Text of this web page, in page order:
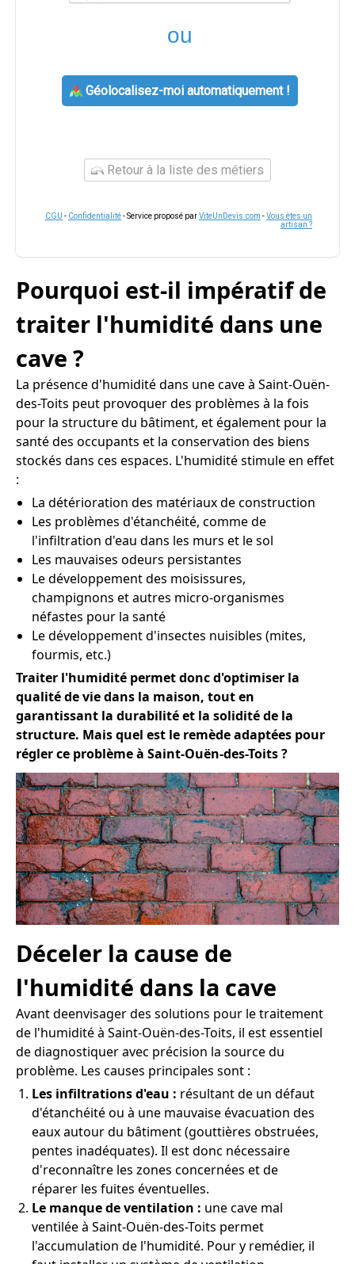
ou
Géolocalisez-moi automatiquement !
Retour à la liste des métiers
CGU - Confidentialité- Service proposé parViteUnDevis.com -Vous êtes un
artisan ?
Pourquoi est-il impératif de
traiter l'humidité dans une
cave ?
La présence d'humidité dans une cave à Saint-Ouën-
des-Toits peut provoquer des problèmes à la fois
pour la structure du bâtiment, et également pour la
santé des occupants et la conservation des biens
stockés dans ces espaces. L'humidité stimule en effet
:
La détérioration des matériaux de construction
Les problèmes d'étanchéité, comme de
l'infiltration d'eau dans les murs et le sol
Les mauvaises odeurs persistantes
Le développement des moisissures,
champignons et autres micro-organismes
néfastes pour la santé
Le développement d'insectes nuisibles (mites,
fourmis, etc.)
Traiter l'humidité permet donc d'optimiser la
qualité de vie dans la maison, tout en
garantissant la durabilité et la solidité de la
structure. Mais quel est le remède adaptées pour
régler ce problème à Saint-Ouën-des-Toits ?
Déceler la cause de
l'humidité dans la cave
Avant deenvisager des solutions pour le traitement
de l'humidité à Saint-Ouën-des-Toits, il est essentiel
de diagnostiquer avec précision la source du
problème. Les causes principales sont :
Les infiltrations d'eau : résultant de un défaut
d'étanchéité ou à une mauvaise évacuation des
eaux autour du bâtiment (gouttières obstruées,
pentes inadéquates). Il est donc nécessaire
d'reconnaître les zones concernées et de
réparer les fuites éventuelles.
Le manque de ventilation : une cave mal
ventilée à Saint-Ouën-des-Toits permet
l'accumulation de l'humidité. Pour y remédier, il